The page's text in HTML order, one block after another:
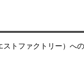
トファクトリー）へ